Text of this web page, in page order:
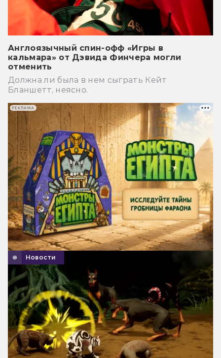
Англоязычный спин-офф «Игры в
кальмара» от Дэвида Финчера могли
отменить
Должна ли была в нем сыграть Кейт
Бланшетт, неясно.
Новости
РЕКЛАМА